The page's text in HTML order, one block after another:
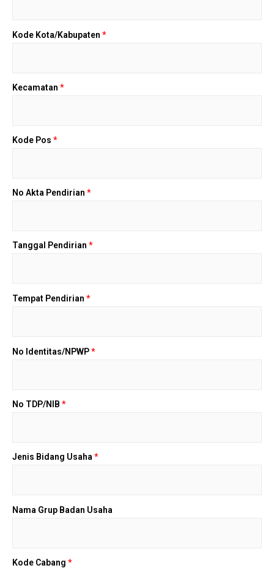
Kode Kota/Kabupaten *
Kecamatan *
Kode Pos *
No Akta Pendirian *
Tanggal Pendirian *
Tempat Pendirian *
No Identitas/NPWP*
No TDP/NIB *
Jenis Bidang Usaha *
Nama Grup Badan Usaha
Kode Cabang *